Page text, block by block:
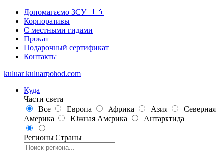
Допомагаємо ЗСУ 🇺🇦
Корпоративы
С местными гидами
Прокат
Подарочный сертификат
Контакты
kuluar kuluarpohod.com
Куда
Части света
Все
Европа Африка Азия
Северная
Америка
Южная Америка Антарктида
Регионы Страны